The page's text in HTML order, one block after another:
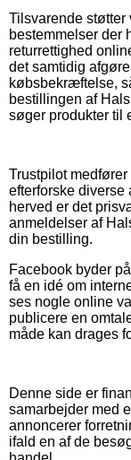
Tilsvarende støtter
bestemmelser der
returrettighed
det samtidig
købsbekræftelse,
bestillingen af
søger produkter til
Trustpilot
efterforske diverse
herved er det
anmeldelser af
din bestilling.
Facebook byder
få en idé om
ses nogle online
publicere en
måde kan drages
Denne side er
samarbejder med
annoncerer
ifald en af de